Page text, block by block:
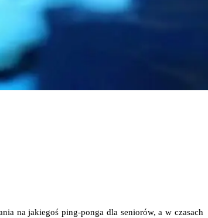
na jakie­goś ping-pon­ga dla senio­rów, a w cza­sach